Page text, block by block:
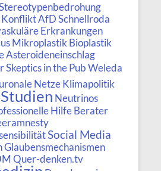
KonfliktAfDSchnellroda
Erkrankungen
MikroplastikBioplastik
Asteroideneinschlag
Skeptics in the PubWeleda
NetzeKlimapolitik
Studien Neutrinos
HilfeBerater
Social Media
Glaubensmechanismen
Quer-denken.tv